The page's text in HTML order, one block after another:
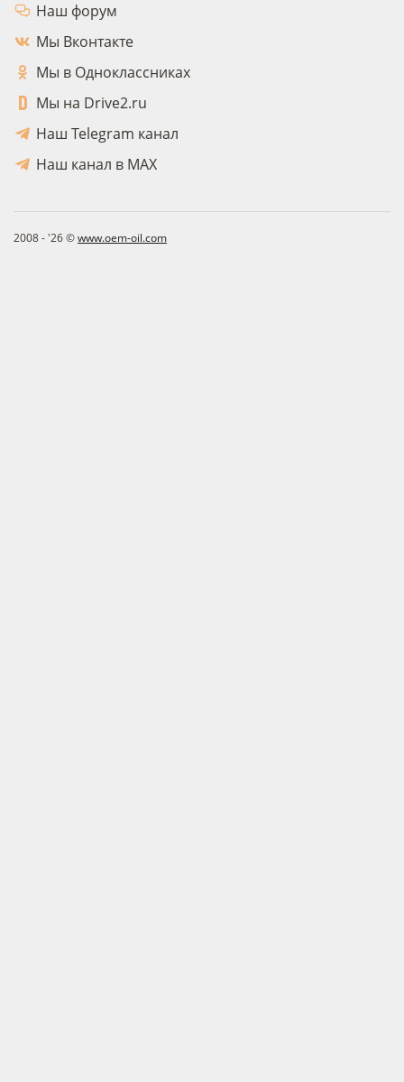
Наш форум
Мы Вконтакте
Мы в Одноклассниках
Мы на Drive2.ru
Наш Telegram канал
Наш канал в MAX
2008 - '26 ©www.oem-oil.com